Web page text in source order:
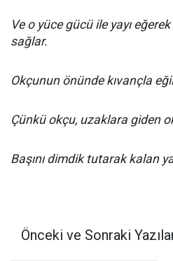
Ve o yüce gücü ile yayı
sağlar.
Okçunun önünde kıvançla
Çünkü okçu, uzaklara giden
Başını dimdik tutarak kalan
Önceki ve Sonraki